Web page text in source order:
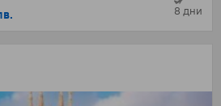
8 дни